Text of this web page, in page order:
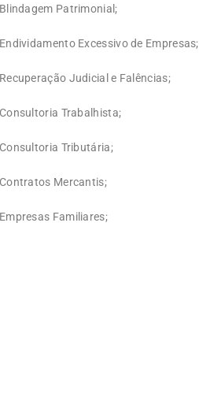
Blindagem Patrimonial;
Endividamento Excessivo de Empresas;
Recuperação Judicial e Falências;
Consultoria Trabalhista;
Consultoria Tributária;
Contratos Mercantis;
Empresas Familiares;